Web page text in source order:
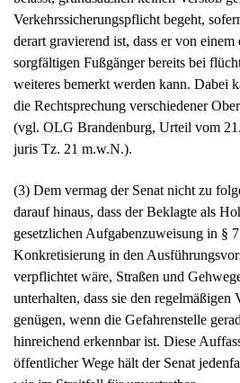
(3) Dem vermag der Senat nicht zu
darauf hinaus, dass der Beklagte als
gesetzlichen Aufgabenzuweisung in §
Konkretisierung in den
verpflichtet wäre, Straßen und
unterhalten, dass sie den regelmäßigen
genügen, wenn die Gefahrenstelle
öffentlicher Wege hält der Senat
wie im Streitfall für unvertretbar.
Der Überweg genügte tatsächlich
Verkehrsbedürfnis erkennbar nicht. Mit
Verkehrsbedürfnis“ ist zwar nicht
der Gehweg praktisch völlig gefahrlos
zumutbaren Mitteln nicht zu erreichen
Verkehrssicherungspflichtigen nicht